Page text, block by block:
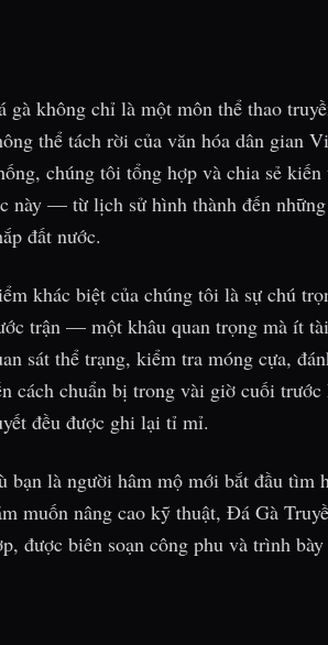
gà không chỉ là một môn thể thao
thể tách rời của văn hóa dân gian
chúng tôi tổng hợp và chia sẻ
này — từ lịch sử hình thành đến
đất nước.
khác biệt của chúng tôi là sự chú
trận — một khâu quan trọng mà ít
sát thể trạng, kiểm tra móng cựa,
cách chuẩn bị trong vài giờ cuối
đều được ghi lại tỉ mỉ.
bạn là người hâm mộ mới bắt đầu tìm
muốn nâng cao kỹ thuật, Đá Gà
được biên soạn công phu và trình bày